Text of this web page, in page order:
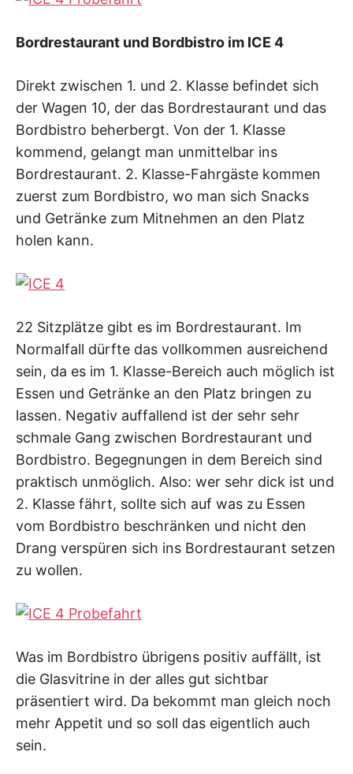
Bordrestaurant und Bordbistro im ICE 4
Direkt zwischen 1. und 2. Klasse befindet sich
der Wagen 10, der das Bordrestaurant und das
Bordbistro beherbergt. Von der 1. Klasse
kommend, gelangt man unmittelbar ins
Bordrestaurant. 2. Klasse-Fahrgäste kommen
zuerst zum Bordbistro, wo man sich Snacks
und Getränke zum Mitnehmen an den Platz
holen kann.
22 Sitzplätze gibt es im Bordrestaurant. Im
Normalfall dürfte das vollkommen ausreichend
sein, da es im 1. Klasse-Bereich auch möglich ist
Essen und Getränke an den Platz bringen zu
lassen. Negativ auffallend ist der sehr sehr
schmale Gang zwischen Bordrestaurant und
Bordbistro. Begegnungen in dem Bereich sind
praktisch unmöglich. Also: wer sehr dick ist und
2. Klasse fährt, sollte sich auf was zu Essen
vom Bordbistro beschränken und nicht den
Drang verspüren sich ins Bordrestaurant setzen
zu wollen.
Was im Bordbistro übrigens positiv auffällt, ist
die Glasvitrine in der alles gut sichtbar
präsentiert wird. Da bekommt man gleich noch
mehr Appetit und so soll das eigentlich auch
sein.